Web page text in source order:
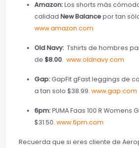
Amazon:Los shorts más
calidad New Balancepor tan
www.amazon.com
Old Navy: Tshirts de hombres
de $8.00. www.oldnavy.com
Gap:GapFit gFast leggings de
a tan solo $38.99. www.gap.com
6pm:PUMA Faas 100 R Womens
$31.50. www.6pm.com
Recuerda que si eres cliente de